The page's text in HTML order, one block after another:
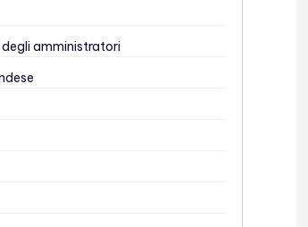
amministratori